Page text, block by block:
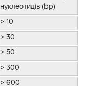
нуклеотидів (bp)
> 10
> 30
> 50
> 300
> 600